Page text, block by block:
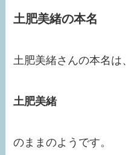
土肥美緒の本名
土肥美緒さんの本名は、
土肥美緒
のままのようです。